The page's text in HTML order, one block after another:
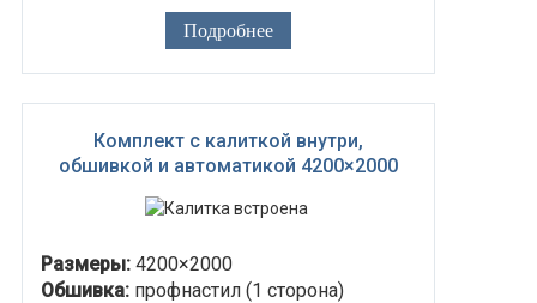
Подробнее
Комплект с калиткой внутри,
обшивкой и автоматикой 4200×2000
Размеры: 4200×2000
Обшивка: профнастил (1 сторона)